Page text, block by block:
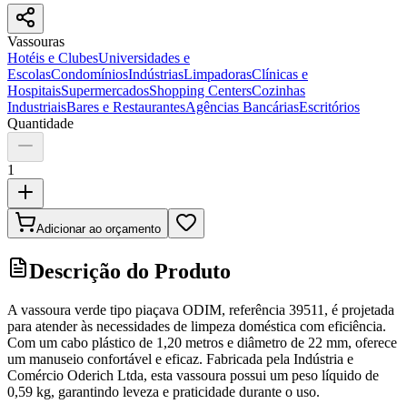
Vassouras
Hotéis e ClubesUniversidades e
EscolasCondomíniosIndústriasLimpadorasClínicas e
HospitaisSupermercadosShopping CentersCozinhas
IndustriaisBares e RestaurantesAgências BancáriasEscritórios
Quantidade
1
Adicionar ao orçamento
Descrição do Produto
A vassoura verde tipo piaçava ODIM, referência 39511, é projetada
para atender às necessidades de limpeza doméstica com eficiência.
Com um cabo plástico de 1,20 metros e diâmetro de 22 mm, oferece
um manuseio confortável e eficaz. Fabricada pela Indústria e
Comércio Oderich Ltda, esta vassoura possui um peso líquido de
0,59 kg, garantindo leveza e praticidade durante o uso.